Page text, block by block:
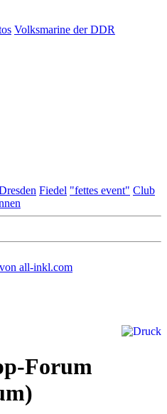
Volksmarine der DDR
Fiedel "fettes event" Club
Forum